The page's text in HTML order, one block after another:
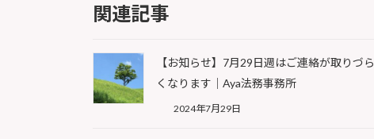
関連記事
【お知らせ】7月29日週はご連絡が取りづら
くなります｜Aya法務事務所
2024年7月29日